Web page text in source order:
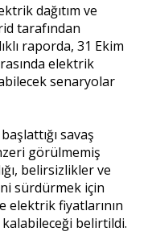
dağıtım ve
tarafından
raporda, 31 Ekim
elektrik
senaryolar
savaş
görülmemiş
belirsizlikler ve
sürdürmek için
elektrik fiyatlarının
belirtildi.